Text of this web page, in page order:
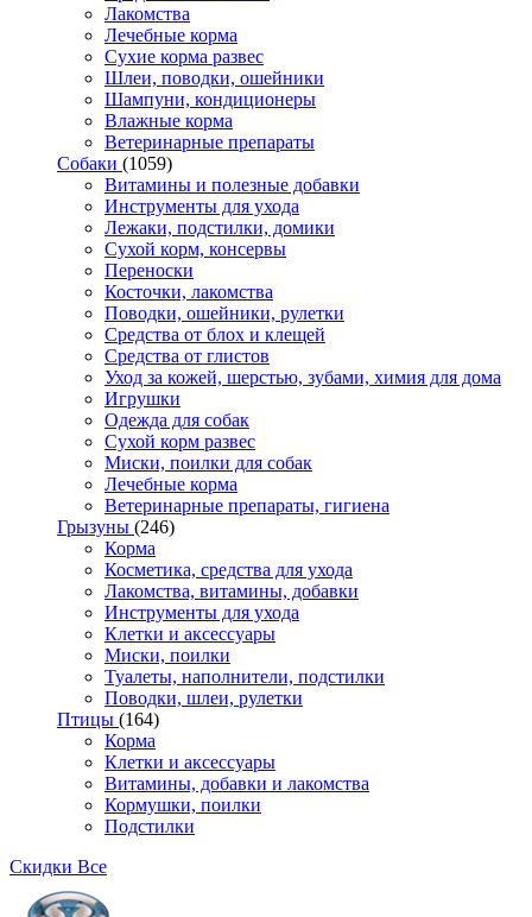
Лакомства
Лечебные корма
Сухие корма развес
Шлеи, поводки, ошейники
Шампуни, кондиционеры
Влажные корма
Ветеринарные препараты
Собаки (1059)
Витамины и полезные добавки
Инструменты для ухода
Лежаки, подстилки, домики
Сухой корм, консервы
Переноски
Косточки, лакомства
Поводки, ошейники, рулетки
Средства от блох и клещей
Средства от глистов
Уход за кожей, шерстью, зубами, химия для дома
Игрушки
Одежда для собак
Сухой корм развес
Миски, поилки для собак
Лечебные корма
Ветеринарные препараты, гигиена
Грызуны (246)
Корма
Косметика, средства для ухода
Лакомства, витамины, добавки
Инструменты для ухода
Клетки и аксессуары
Миски, поилки
Туалеты, наполнители, подстилки
Поводки, шлеи, рулетки
Птицы (164)
Корма
Клетки и аксессуары
Витамины, добавки и лакомства
Кормушки, поилки
Подстилки
Скидки Все